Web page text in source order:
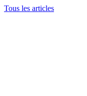
Tous les articles